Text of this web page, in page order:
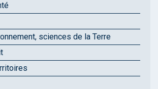
sciences de la Terre